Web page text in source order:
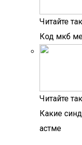
Читайте
Код мкб
Читайте
Какие
астме